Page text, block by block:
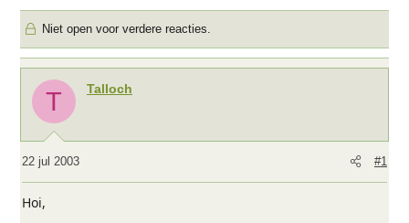
r
p
s
t
a
e
t
u
m
Niet open voor verdere reacties.
T Talloch
22 jul 2003 #1
Hoi,